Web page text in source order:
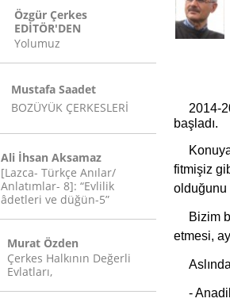
Özgür Çerkes
EDİTÖR'DEN
Yolumuz
Mustafa Saadet
BOZÜYÜK ÇERKESLERİ
Ali İhsan Aksamaz
[Lazca- Türkçe Anılar/
Anlatımlar- 8]: “Evlilik
âdetleri ve düğün-5”
Murat Özden
Çerkes Halkının Değerli
Evlatları,
2014-
başladı.
fitmişiz
olduğunu
Bizim
etmesi,
-